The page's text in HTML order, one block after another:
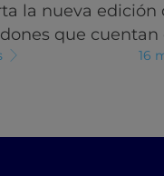
la nueva edición
que cuentan
16